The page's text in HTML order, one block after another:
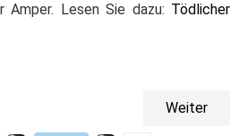
Amper. Lesen Sie dazu: Tödlicher
Weiter